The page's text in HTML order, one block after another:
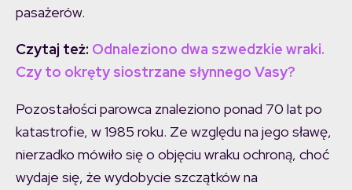
pasażerów.
Czytaj też: Odnaleziono dwa szwedzkie wraki.
Czy to okręty siostrzane słynnego Vasy?
Pozostałości parowca znaleziono ponad 70 lat po
katastrofie, w 1985 roku. Ze względu na jego sławę,
nierzadko mówiło się o objęciu wraku ochroną, choć
wydaje się, że wydobycie szczątków na